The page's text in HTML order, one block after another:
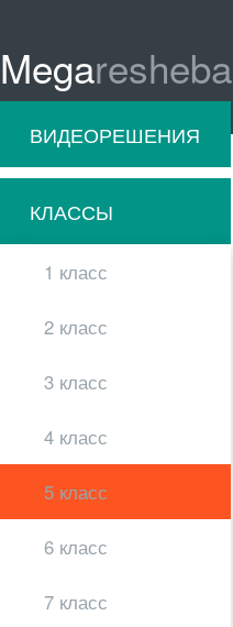
Megaresheba
ВИДЕОРЕШЕНИЯ
КЛАССЫ
1 класс
2 класс
3 класс
4 класс
5 класс
6 класс
7 класс